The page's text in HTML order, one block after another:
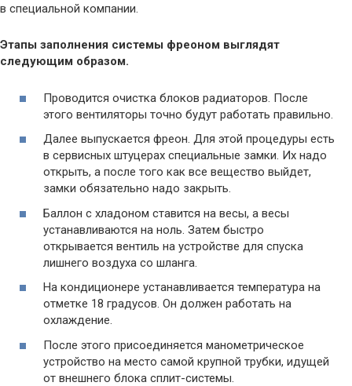
в специальной компании.
Этапы заполнения системы фреоном выглядят
следующим образом.
Проводится очистка блоков радиаторов. После
этого вентиляторы точно будут работать правильно.
Далее выпускается фреон. Для этой процедуры есть
в сервисных штуцерах специальные замки. Их надо
открыть, а после того как все вещество выйдет,
замки обязательно надо закрыть.
Баллон с хладоном ставится на весы, а весы
устанавливаются на ноль. Затем быстро
открывается вентиль на устройстве для спуска
лишнего воздуха со шланга.
На кондиционере устанавливается температура на
отметке 18 градусов. Он должен работать на
охлаждение.
После этого присоединяется манометрическое
устройство на место самой крупной трубки, идущей
от внешнего блока сплит-системы.